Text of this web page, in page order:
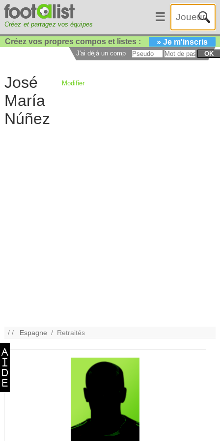
Créez et partagez vos équipes
☰
Créez vos propres compos et listes : » Je m'inscris
J'ai déjà un compte : OK
José
María
Núñez
Modifier
/ / Espagne / Retraités